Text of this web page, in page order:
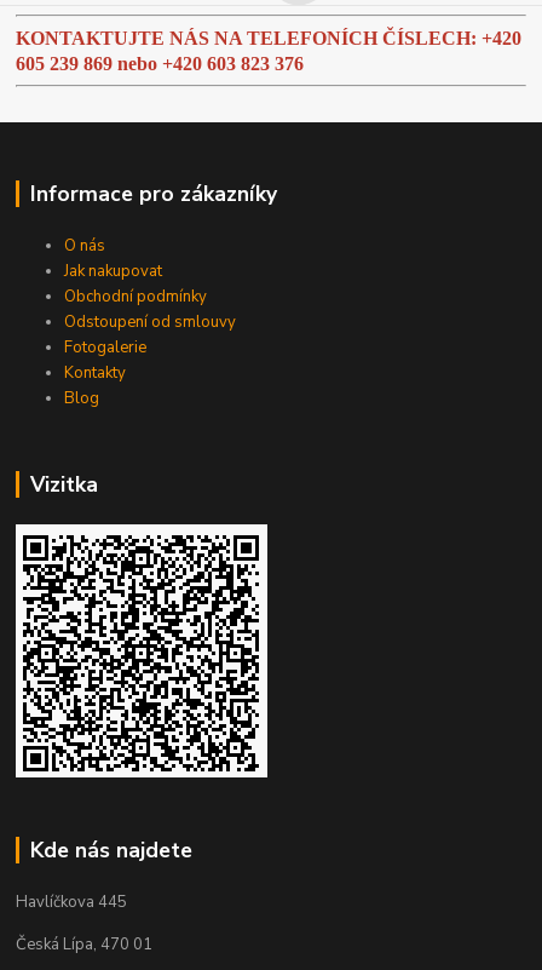
KONTAKTUJTE NÁS NA TELEFONÍCH ČÍSLECH: +420
605 239 869 nebo+420 603 823 376
Informace pro zákazníky
O nás
Jak nakupovat
Obchodní podmínky
Odstoupení od smlouvy
Fotogalerie
Kontakty
Blog
Vizitka
Kde nás najdete
Havlíčkova 445
Česká Lípa, 470 01